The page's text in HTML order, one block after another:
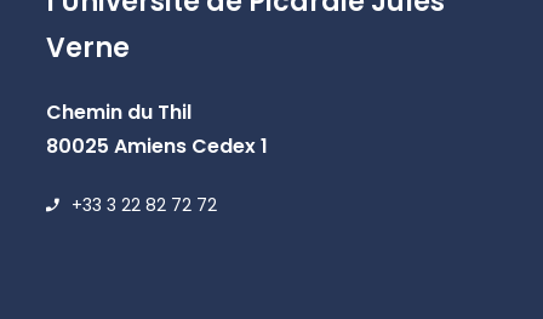
Verne
Chemin du Thil
80025 Amiens Cedex 1
+33 3 22 82 72 72